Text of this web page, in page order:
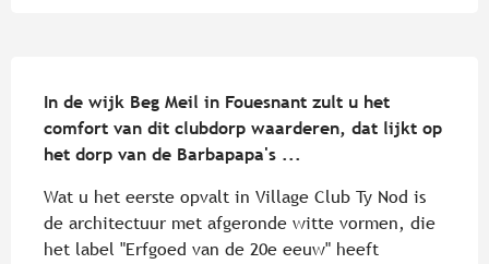
In de wijk Beg Meil in Fouesnant zult u het
comfort van dit clubdorp waarderen, dat lijkt op
het dorp van de Barbapapa's ...
Wat u het eerste opvalt in Village Club Ty Nod is
de architectuur met afgeronde witte vormen, die
het label "Erfgoed van de 20e eeuw" heeft